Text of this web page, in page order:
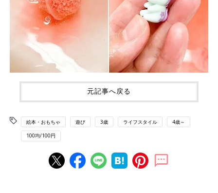
元記事へ戻る
絵本・おもちゃ 遊び 3歳 ライフスタイル 4歳～
100均/100円